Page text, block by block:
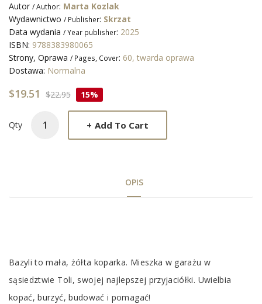
Autor / Author: Marta Kozlak
Wydawnictwo / Publisher: Skrzat
Data wydania / Year publisher: 2025
ISBN: 9788383980065
Strony, Oprawa / Pages, Cover: 60, twarda oprawa
Dostawa: Normalna
$19.51 $22.95 15%
Qty + Add To Cart
OPIS
Article
Bazyli to mała, żółta koparka. Mieszka w garażu w
sąsiedztwie Toli, swojej najlepszej przyjaciółki. Uwielbia
kopać, burzyć, budować i pomagać!